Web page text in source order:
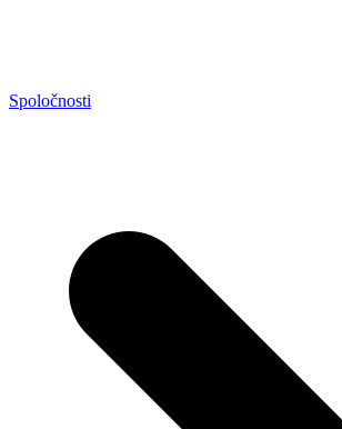
Spoločnosti